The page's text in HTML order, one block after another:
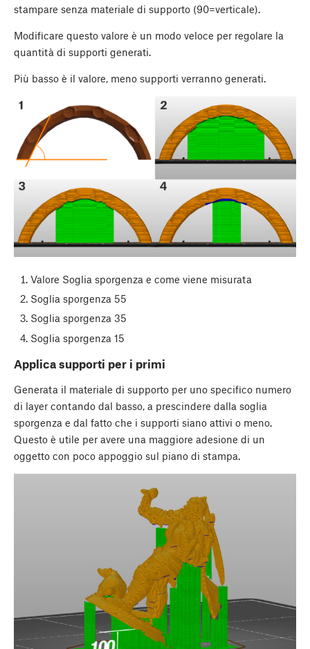
stampare senza materiale di supporto (90=verticale).
Modificare questo valore è un modo veloce per regolare la
quantità di supporti generati.
Più basso è il valore, meno supporti verranno generati.
Valore Soglia sporgenza e come viene misurata
Soglia sporgenza 55
Soglia sporgenza 35
Soglia sporgenza 15
Applica supporti per i primi
Generata il materiale di supporto per uno specifico numero
di layer contando dal basso, a prescindere dalla soglia
sporgenza e dal fatto che i supporti siano attivi o meno.
Questo è utile per avere una maggiore adesione di un
oggetto con poco appoggio sul piano di stampa.